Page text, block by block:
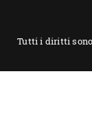
Tutti i diritti